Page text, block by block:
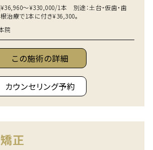
¥36,960～¥330,000/1本 別途：土台・仮歯・歯
根治療で1本に付き¥36,300。
院
この施術の詳細
カウンセリング予約
正